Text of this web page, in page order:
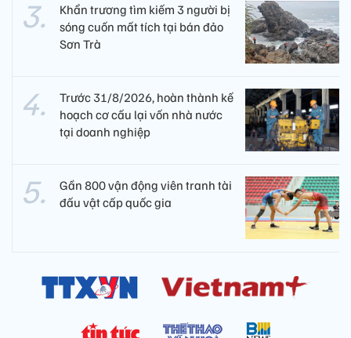
Khẩn trương tìm kiếm 3 người bị
sóng cuốn mất tích tại bán đảo
Sơn Trà
Trước 31/8/2026, hoàn thành kế
hoạch cơ cấu lại vốn nhà nước
tại doanh nghiệp
Gần 800 vận động viên tranh tài
đấu vật cấp quốc gia